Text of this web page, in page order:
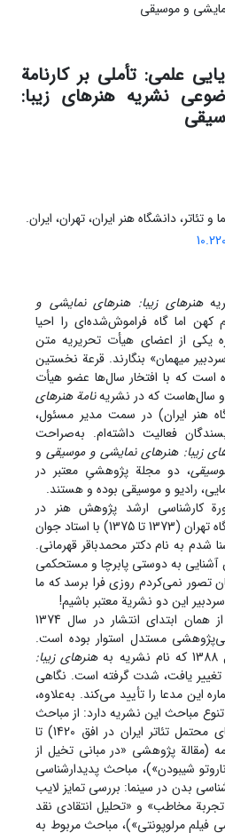
علمی: تأملی بر کارنامة
نشریه هنرهای زیبا:
تئاتر، دانشگاه هنر ایران، تهران، ایران.
هنرهای زیبا: هنرهای نمایشی و
کهن اما گاه فراموش‌شده‌ای را احیا
یکی از اعضای هیأت تحریریه متن
میهمان» بنگارند. قرعة نخستین
است که با افتخار سال‌ها عضو هیأت
و سال‌هاست که در نشریهنامة هنرهای
هنر ایران) در سمت مدیر مسئول،
فعالیت داشته‌ام. به‌صراحت
زیبا: هنرهای نمایشی و موسیقیو
، دو مجلة پژوهشیِ معتبر در
رادیو و موسیقی بوده و هستند.
کارشناسی ارشد پژوهش هنر در
دانشکده هنرهای زیبا دانشگاه تهران (1373 تا 1375) با استاد جوان
شدم به نام دکتر محمدباقر قهرمانی.
به دوستی پابرچا و مستحکمی
تصور نمی‌کردم روزی فرا برسد که ما
این دو نشریة معتبر باشیم!
منش نشریة هنرهای زیبا از همان ابتدای انتشار در سال 1374
مستدل استوار بوده است.
هنرهای زیبا:
تغییر یافت، شدت گرفته است. نگاهی
این مدعا را تأیید می‌کند. به‌علاوه،
مباحث این نشریه دارد: از مباحث
تئاتر گرفته (مقالة سناریوهای محتمل تئاتر ایران در افق 1420) تا
(مقالة پژوهشی «در مبانی تخیل از
شیبودن»)، مباحث پدیدارشناسی
بدن در سینما: بررسی تمایز لایب
مخاطب» و «تحلیل انتقادی نقد
فیلم مرلوپونتی»)، مباحث مربوط به